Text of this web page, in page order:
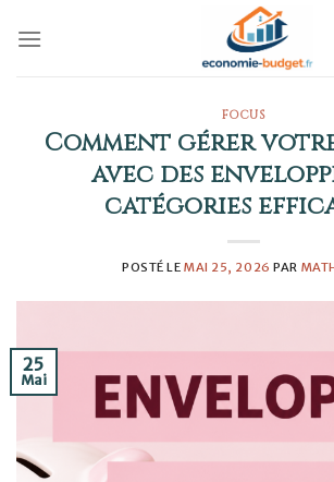
FOCUS
Comment gérer
avec des
catégories
POSTÉ LE MAI 25, 2026 PAR
25
Mai